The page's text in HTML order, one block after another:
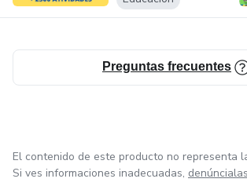
Preguntas frecuentes
El contenido de este producto no representa
Si ves informaciones inadecuadas,